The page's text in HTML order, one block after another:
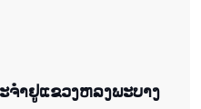
ຈຳ​ຢູ​​ແຂວງຫລງ​ພະ​ບາງ